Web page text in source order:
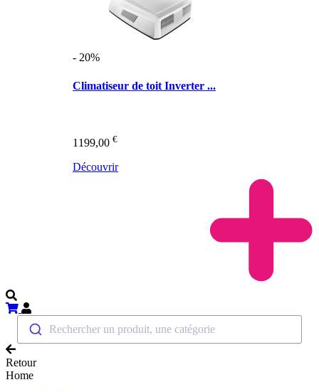
- 20%
Climatiseur de toit Inverter ...
1199,00 €
Découvrir
Rechercher un produit, une catégorie
Retour
Home